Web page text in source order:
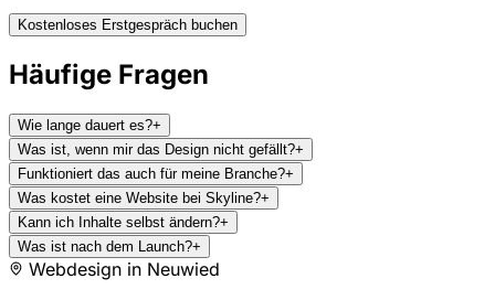
Kostenloses Erstgespräch buchen
Häufige Fragen
Wie lange dauert es?+
Was ist, wenn mir das Design nicht gefällt?+
Funktioniert das auch für meine Branche?+
Was kostet eine Website bei Skyline?+
Kann ich Inhalte selbst ändern?+
Was ist nach dem Launch?+
Webdesign in Neuwied